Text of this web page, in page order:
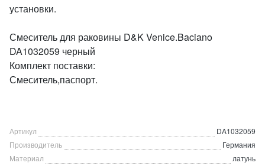
установки.
Смеситель для раковины D&K Venice.Baciano
DA1032059 черный
Комплект поставки:
Смеситель,паспорт.
Артикул
DA1032059
Производитель
Германия
Материал
латунь